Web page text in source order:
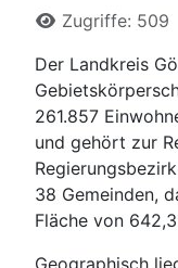
Zugriffe: 509
Der Landkreis
261.857
und gehört zur
38 Gemeinden,
Fläche von